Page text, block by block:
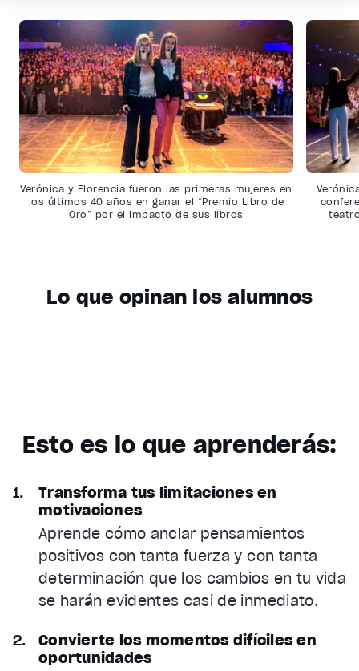
Verónica y Florencia fueron las primeras mujeres en
los últimos 40 años en ganar el “Premio Libro de
Oro” por el impacto de sus libros
Lo que opinan los alumnos
Esto es lo que aprenderás:
Transforma tus limitaciones en
motivaciones
Aprende cómo anclar pensamientos
positivos con tanta fuerza y con tanta
determinación que los cambios en tu vida
se harán evidentes casi de inmediato.
Convierte los momentos difíciles en
oportunidades